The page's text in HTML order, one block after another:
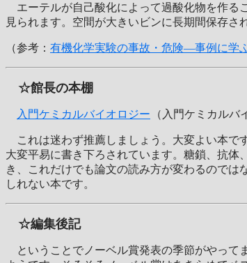
エーテルが自己酸化によって過酸化物を作る
見られます。空間が大きいビンに長期間保存さ
（参考： 有機化学実験の事故・危険―事例に学
☆館長の本棚
入門ケミカルバイオロジー （入門ケミカル
これは迷わず推薦しましょう。大変よい本で
大変平易に書き下ろされています。糖鎖、抗
き、これだけでも論文の読み方が変わるので
しれない本です。
☆編集後記
ということでノーベル賞発表の季節がやって